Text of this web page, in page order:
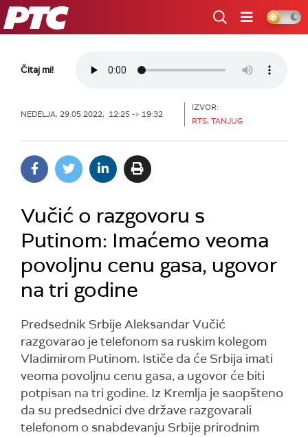
RTS
Čitaj mi!
NEDELJA, 29.05.2022, 12:25 -> 19:32
IZVOR:
RTS, TANJUG
Vučić o razgovoru s
Putinom: Imaćemo veoma
povoljnu cenu gasa, ugovor
na tri godine
Predsednik Srbije Aleksandar Vučić
razgovarao je telefonom sa ruskim kolegom
Vladimirom Putinom. Ističe da će Srbija imati
veoma povoljnu cenu gasa, a ugovor će biti
potpisan na tri godine. Iz Kremlja je saopšteno
da su predsednici dve države razgovarali
telefonom o snabdevanju Srbije prirodnim